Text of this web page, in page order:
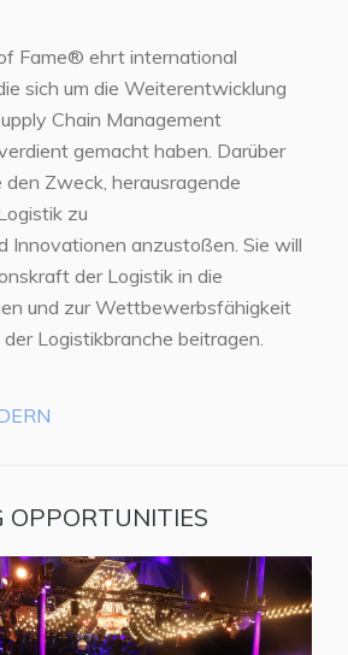
Fame® ehrt international
sich um die Weiterentwicklung
Chain Management
gemacht haben. Darüber
Zweck, herausragende
zu
Innovationen anzustoßen. Sie will
der Logistik in die
und zur Wettbewerbsfähigkeit
Logistikbranche beitragen.
OPPORTUNITIES